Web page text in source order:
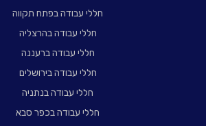
חללי עבודה בפתח תקווה
חללי עבודה בהרצליה
חללי עבודה ברעננה
חללי עבודה בירושלים
חללי עבודה בנתניה
חללי עבודה בכפר סבא